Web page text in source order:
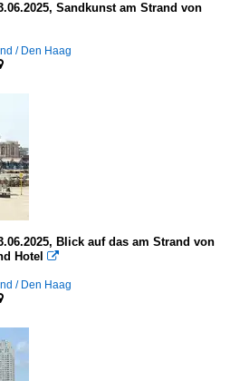
António (Concelho)
Sandkunst am Strand von
/ Den Haag
Blick auf das am Strand von
Hotel

/ Den Haag